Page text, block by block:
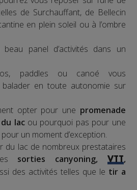
de Surchauffant, de Bellecin
en plein soleil ou à l’ombre
beau panel d’activités dans un
paddles ou canoé vous
en toute autonomie sur
opter pour une promenade
lacou pourquoi pas pour une
pour un moment d’exception.
du lac de nombreux prestataires
sorties canyoning, VTT,
des activités telles que le tir a